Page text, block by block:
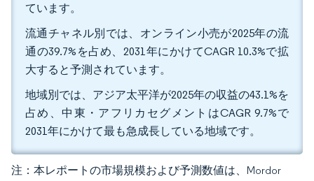
ています。
流通チャネル別では、オンライン小売が2025年の流
通の39.7%を占め、2031年にかけてCAGR 10.3%で拡
大すると予測されています。
地域別では、アジア太平洋が2025年の収益の43.1%を
占め、中東・アフリカセグメントはCAGR 9.7%で
2031年にかけて最も急成長している地域です。
注：本レポートの市場規模および予測数値は、Mordor